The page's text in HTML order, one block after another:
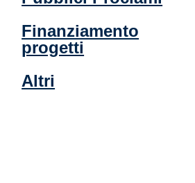
Finanziamento
progetti
Altri